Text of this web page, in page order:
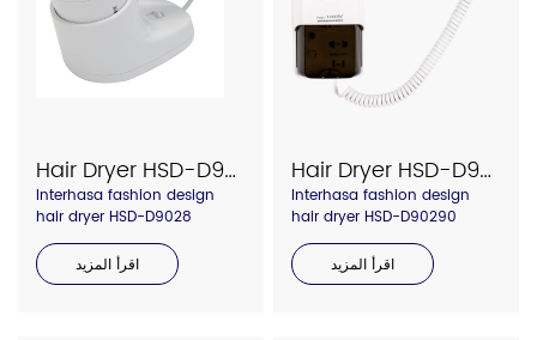
Hair Dryer HSD-D9028
Interhasa fashion design
hair dryer HSD-D9028
اقرأ المزيد
Hair Dryer HSD-D90290
Interhasa fashion design
hair dryer HSD-D90290
اقرأ المزيد